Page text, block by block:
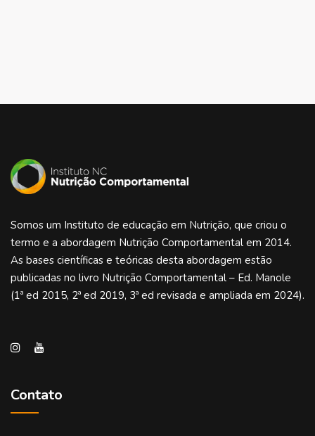
Somos um Instituto de educação em Nutrição, que criou o
termo e a abordagem Nutrição Comportamental em 2014.
As bases científicas e teóricas desta abordagem estão
publicadas no livro Nutrição Comportamental – Ed. Manole
(1ª ed 2015, 2ª ed 2019, 3ª ed revisada e ampliada em 2024).
Contato